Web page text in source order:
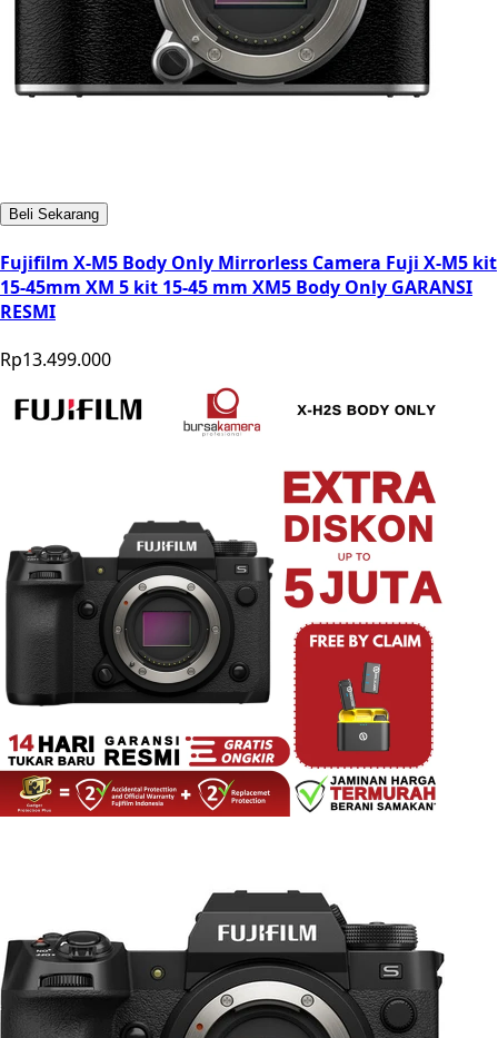
Beli Sekarang
Fujifilm X-M5 Body Only Mirrorless Camera Fuji X-M5 kit
15-45mm XM 5 kit 15-45 mm XM5 Body Only GARANSI
RESMI
Rp13.499.000